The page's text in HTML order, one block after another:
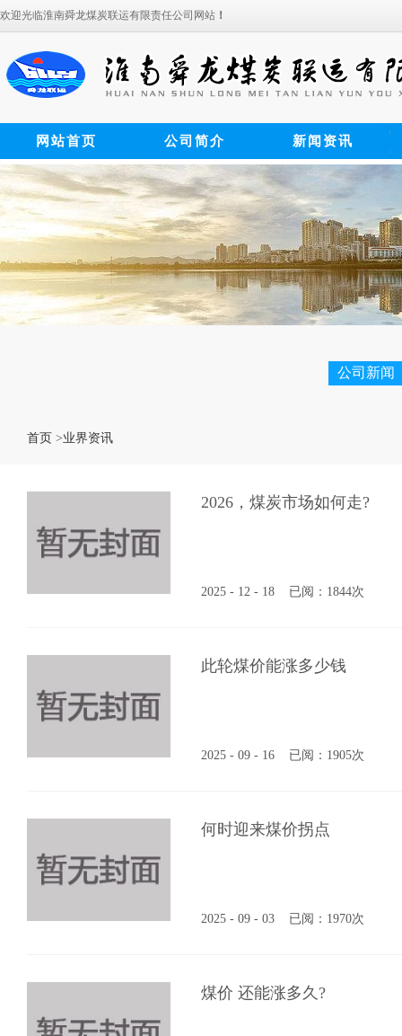
欢迎光临淮南舜龙煤炭联运有限责任公司网站 ！
网站首页 公司简介 新闻资讯
公司新闻
首页 >业界资讯
2026，煤炭市场如何走?
2025 - 12 - 18 已阅：1844次
此轮煤价能涨多少钱
2025 - 09 - 16 已阅：1905次
何时迎来煤价拐点
2025 - 09 - 03 已阅：1970次
煤价 还能涨多久?